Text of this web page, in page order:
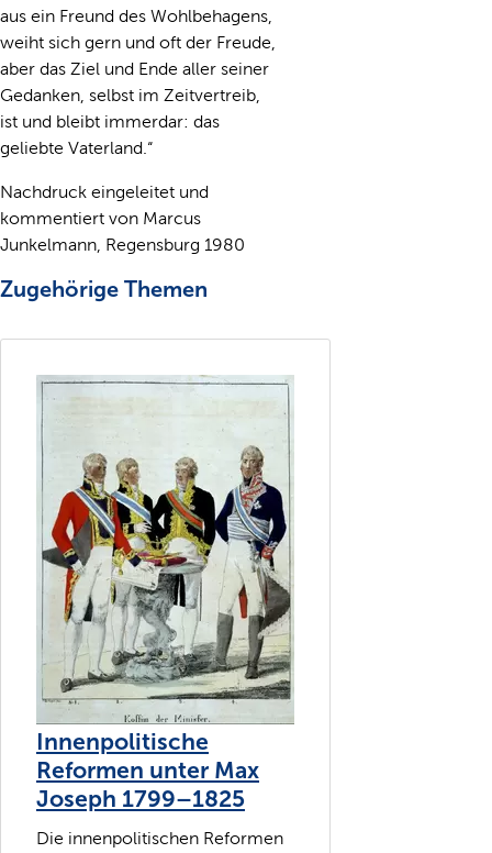
aus ein Freund des Wohlbehagens,
weiht sich gern und oft der Freude,
aber das Ziel und Ende aller seiner
Gedanken, selbst im Zeitvertreib,
ist und bleibt immerdar: das
geliebte Vaterland.“
Nachdruck eingeleitet und
kommentiert von Marcus
Junkelmann, Regensburg 1980
Zugehörige Themen
Innenpolitische
Reformen unter Max
Joseph 1799–1825
Die innenpolitischen Reformen